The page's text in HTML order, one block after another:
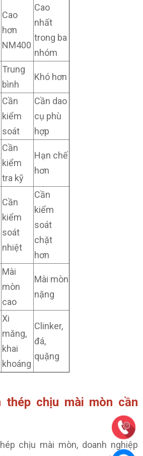
Cao
hơn
NM400
Cao
nhất
trong ba
nhóm
Trung
bình
Khó hơn
Cần
kiểm
soát
Cần dao
cụ phù
hợp
Cần
kiểm
tra kỹ
Hạn chế
hơn
Cần
kiểm
soát
nhiệt
Cần
kiểm
soát
chặt
hơn
Mài
mòn
cao
Mài mòn
nặng
Xi
măng,
khai
khoáng
Clinker,
đá,
quặng
thép chịu mài mòn cần
chịu mài mòn, doanh nghiệp